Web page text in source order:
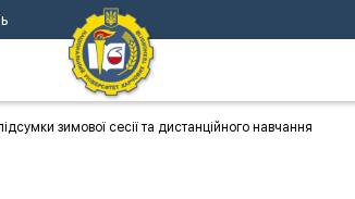
зимової сесії та дистанційного навчання